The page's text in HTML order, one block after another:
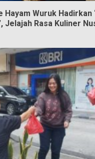
Wuruk Hadirkan
Jelajah Rasa Kuliner